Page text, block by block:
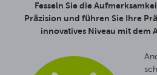
Fesseln Sie die
Präzision und führen Sie Ihre
innovatives Niveau mit dem